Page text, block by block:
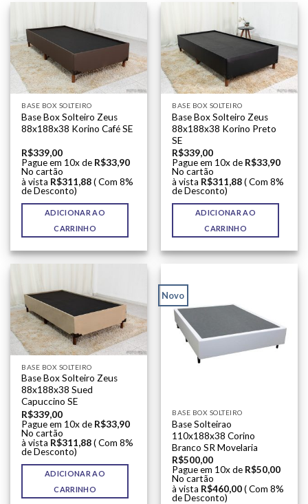
BASE BOX SOLTEIRO
Base Box Solteiro Zeus
88x188x38 Korino Café SE
R$339,00
Pague em 10x de R$33,90
No cartão
à vista R$311,88( Com 8%
de Desconto)
ADICIONAR AO
CARRINHO
BASE BOX SOLTEIRO
Base Box Solteiro Zeus
88x188x38 Korino Preto
SE
R$339,00
Pague em 10x de R$33,90
No cartão
à vista R$311,88( Com 8%
de Desconto)
ADICIONAR AO
CARRINHO
BASE BOX SOLTEIRO
Base Box Solteiro Zeus
88x188x38 Sued
Capuccino SE
R$339,00
Pague em 10x de R$33,90
No cartão
à vista R$311,88( Com 8%
de Desconto)
ADICIONAR AO
CARRINHO
Novo
BASE BOX SOLTEIRO
Base Solteirao
110x188x38 Corino
Branco SR Movelaria
R$500,00
Pague em 10x de R$50,00
No cartão
à vista R$460,00( Com 8%
de Desconto)